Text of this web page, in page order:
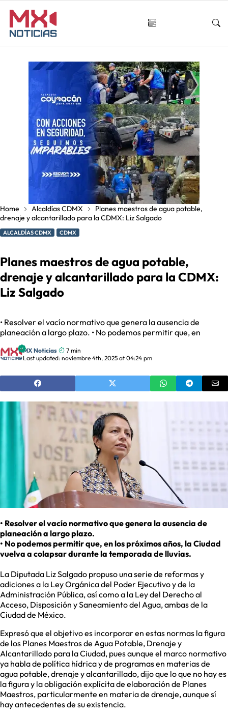
Home Alcaldías CDMX
Planes maestros de agua potable,
drenaje y alcantarillado para la CDMX: Liz Salgado
ALCALDÍAS CDMX CDMX
Planes maestros de agua potable,
drenaje y alcantarillado para la CDMX:
Liz Salgado
• Resolver el vacío normativo que genera la ausencia de
planeación a largo plazo. • No podemos permitir que, en
MX Noticias
7 min
Last updated: noviembre 4th, 2025 at 04:24 pm
• Resolver el vacío normativo que genera la ausencia de
planeación a largo plazo.
• No podemos permitir que, en los próximos años, la Ciudad
vuelva a colapsar durante la temporada de lluvias.
La Diputada Liz Salgado propuso una serie de reformas y
adiciones a la Ley Orgánica del Poder Ejecutivo y de la
Administración Pública, así como a la Ley del Derecho al
Acceso, Disposición y Saneamiento del Agua, ambas de la
Ciudad de México.
Expresó que el objetivo es incorporar en estas normas la figura
de los Planes Maestros de Agua Potable, Drenaje y
Alcantarillado para la Ciudad, pues aunque el marco normativo
ya habla de política hídrica y de programas en materias de
agua potable, drenaje y alcantarillado, dijo que lo que no hay es
la figura y la obligación explícita de elaboración de Planes
Maestros, particularmente en materia de drenaje, aunque sí
hay antecedentes de su existencia.